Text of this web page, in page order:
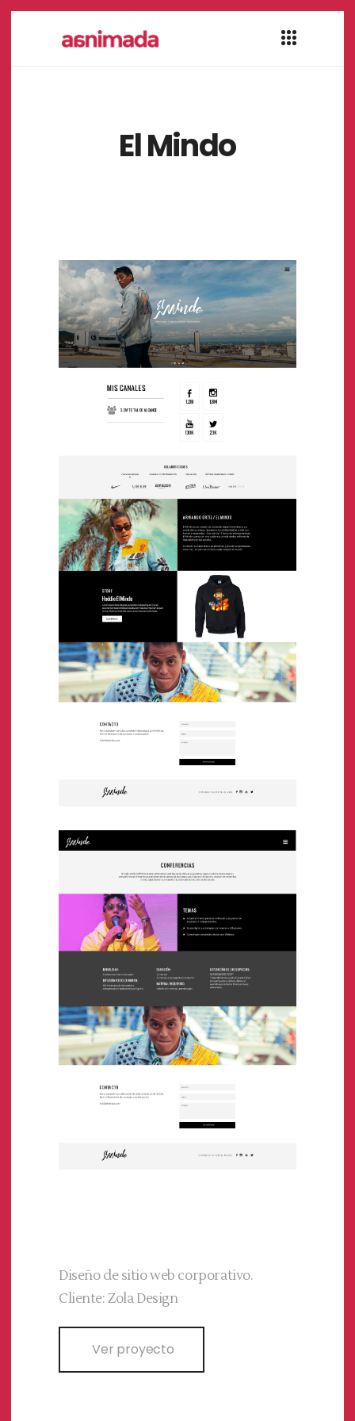
El Mindo
Diseño de sitio web corporativo.
Cliente: Zola Design
Ver proyecto